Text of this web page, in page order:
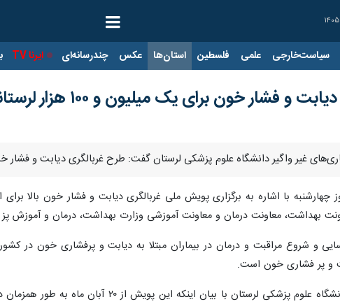
سیاست‌خارجی علمی فلسطین استان‌ها عکس چندرسانه‌ای ایرنا TV
فشار خون برای یک میلیون و ۱۰۰ هزار لرستانی
غیر واگیر دانشگاه علوم پزشکی لرستان گفت: طرح غربالگری دیابت و فشار خون در این استان با
بهداشت، معاونت درمان و معاونت آموزشی وزارت بهداشت، درمان و آموزش
و شروع مراقبت و درمان در بیماران مبتلا به دیابت و پرفشاری خون در
و پر فشاری خون است.